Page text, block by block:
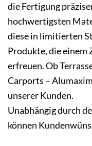
die Fertigung
hochwertigsten
diese in limitierten
Produkte, die einem
erfreuen. Ob
Carports –
unserer Kunden.
Unabhängig durch
können